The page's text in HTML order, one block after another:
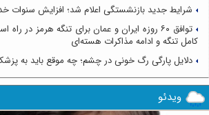
شرایط جدید بازنشستگی اعلام شد؛ افزایش سنوات
توافق ۶۰ روزه ایران و عمان برای تنگه هرمز در
کامل تنگه و ادامه مذاکرات هسته‌ای
دلایل پارگی رگ خونی در چشم؛ چه موقع باید به
ویدئو